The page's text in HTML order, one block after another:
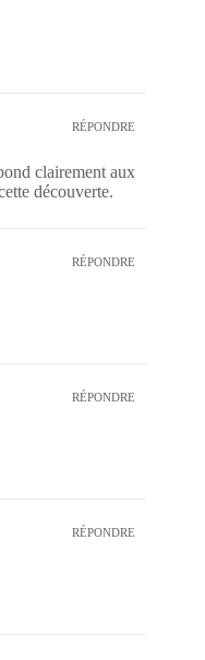
RÉPONDRE
clairement aux
découverte.
RÉPONDRE
RÉPONDRE
RÉPONDRE